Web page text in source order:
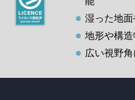
湿った地
地形や構
広い視野